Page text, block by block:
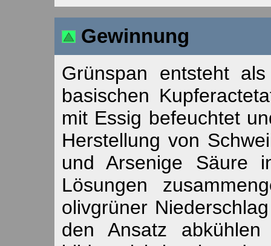
Gewinnung
Grünspan entsteht
basischen
mit Essig befeuchtet
Herstellung von
und Arsenige Säure
Lösungen
olivgrüner
den Ansatz